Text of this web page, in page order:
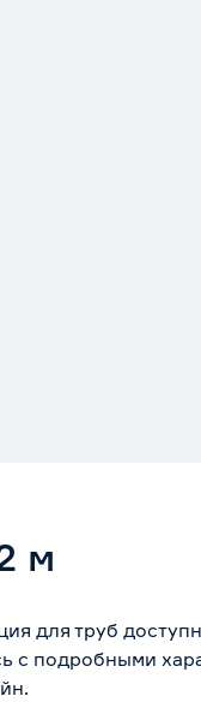
м
для труб
с подробными